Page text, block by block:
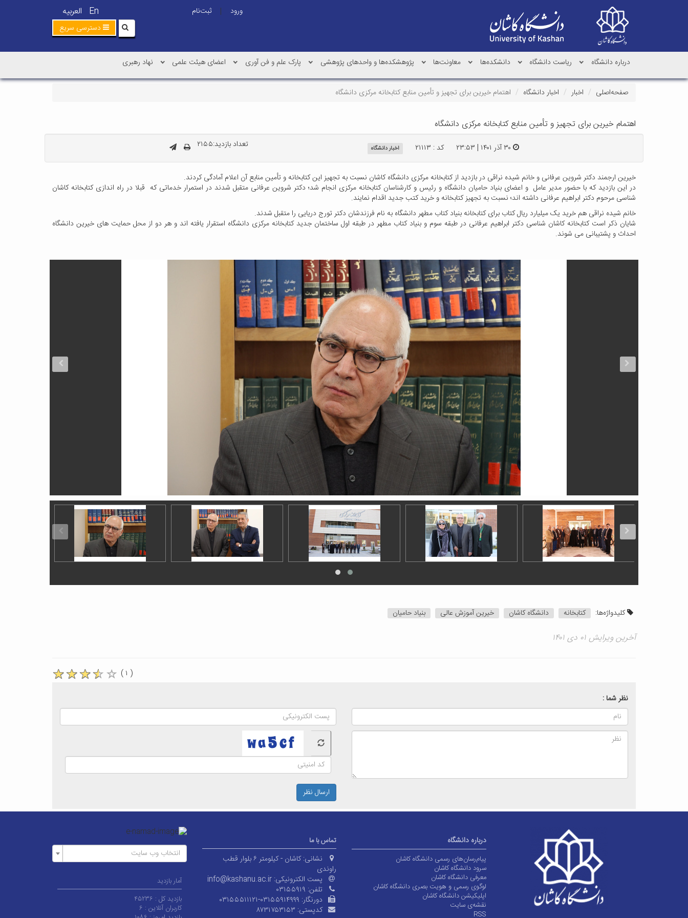
En العربیه ورود |
ثبت‌نام
دسترسی سریع
درباره دانشگاه ریاست دانشگاه دانشکده‌ها معاونت‌ها پژوهشکده‌ها و واحدهای پژوهشی پارک علم و فن آوری اعضای هیئت علمی نهاد رهبری
صفحه‌اصلی اخبار اخبار دانشگاه اهتمام خیرین برای تجهیز و تأمین منابع کتابخانه مرکزی دانشگاه
اهتمام خیرین برای تجهیز و تأمین منابع کتابخانه مرکزی دانشگاه
کد : ۲۱۱۱۳ اخبار دانشگاه تعداد بازدید:۲۱۵۵
خیرین ارجمند دکتر شروین عرفانی و خانم شیده نراقی در بازدید از کتابخانه مرکزی دانشگاه کاشان نسبت به تجهیز این کتابخانه و تأمین منابع آن اعلام آمادگی کردند.
در این بازدید که با حضور مدیر عامل و اعضای بنیاد حامیان دانشگاه و رئیس و کارشناسان کتابخانه مرکزی انجام شد؛ دکتر شروین عرفانی متقبل شدند در استمرار خدماتی که قبلا در راه اندازی کتابخانه کاشان
شناسی مرحوم دکتر ابراهیم عرفانی داشته اند؛ نسبت به تجهیز کتابخانه و خرید کتب جدید اقدام نمایند.
خانم شیده نراقی هم خرید یک میلیارد ریال کتاب برای کتابخانه بنیاد کتاب مطهر دانشگاه به نام فرزندشان دکتر تورج دریایی را متقبل شدند.
شایان ذکر است کتابخانه کاشان شناسی دکتر ابراهیم عرفانی در طبقه سوم و بنیاد کتاب مطهر در طبقه اول ساختمان جدید کتابخانه مرکزی دانشگاه استقرار یافته اند و هر دو از محل حمایت های خیرین دانشگاه
احداث و پشتیبانی می شوند.
کلیدواژه‌ها: کتابخانه دانشگاه کاشان خیرین آموزش عالی بنیاد حامیان
آخرین ویرایش ۰۱ دی ۱۴۰۱
( ۱ )
نظر شما :
ارسال نظر
درباره دانشگاه
پیام‌رسان‌های رسمی دانشگاه کاشان
سرود دانشگاه کاشان
معرفی دانشگاه کاشان
لوگوی رسمی و هویت بصری دانشگاه کاشان
اپلیکیشن دانشگاه کاشان
نقشه‌ی سایت
RSS
تماس با ما
نشانی:
کاشان - کیلومتر ۶ بلوار قطب
راوندی
پست الکترونیکی: info@kashanu.ac.ir
تلفن: ۰۳۱۵۵۹۱۹
دورنگار: ۰۳۱۵۵۵۱۱۱۲۱-۰۳۱۵۵۹۱۴۹۹۹
کدپستی: ۸۷۳۱۷۵۳۱۵۳
انتخاب وب سایت
آمار بازدید
بازدید کل : ۴۵۲۳۶
کاربران آنلاین : ۶